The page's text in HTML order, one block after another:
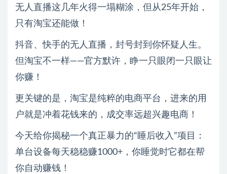
无人直播这几年火得一塌糊涂，但从25年开始，
只有淘宝还能做！
抖音、快手的无人直播，封号封到你怀疑人生。
但淘宝不一样——官方默许，睁一只眼闭一只眼让
你赚！
更关键的是，淘宝是纯粹的电商平台，进来的用
户就是冲着花钱来的，成交率远超兴趣电商！
今天给你揭秘一个真正暴力的“睡后收入”项目：
单台设备每天稳稳赚1000+，你睡觉时它都在帮
你自动赚钱！